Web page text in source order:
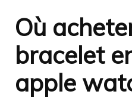
Où
bracelet
apple